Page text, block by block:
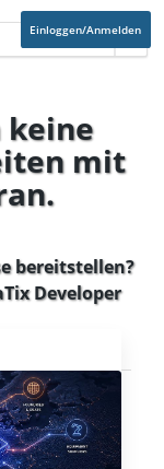
Einloggen/Anmelden
keine
mit
bereitstellen?
Developer